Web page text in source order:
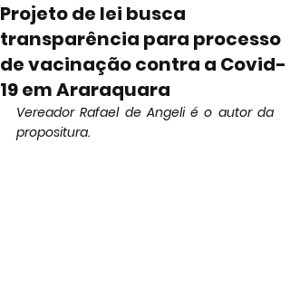
Projeto de lei busca
transparência para processo
de vacinação contra a Covid-
19 em Araraquara
Vereador Rafael de Angeli é o autor da
propositura.